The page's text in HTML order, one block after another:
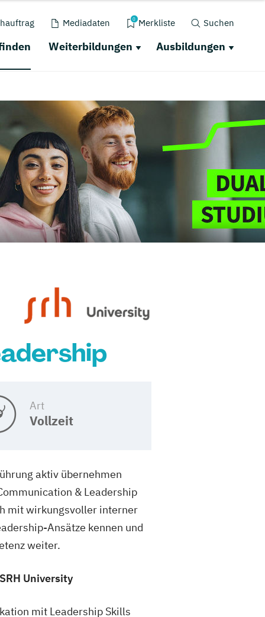
Mediadaten 0 Merkliste Suchen
Weiterbildungen Ausbildungen
Art
Vollzeit
aktiv übernehmen
& Leadership
mit wirkungsvoller interner
Ansätze kennen und
weiter.
University
mit Leadership Skills